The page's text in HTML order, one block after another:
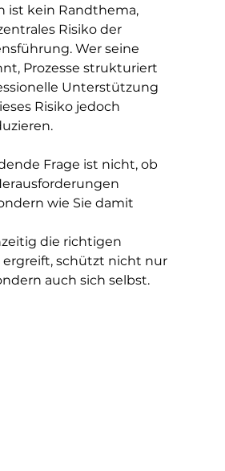
ist kein Randthema,
Risiko der
Wer seine
Prozesse strukturiert
Unterstützung
Risiko jedoch
Frage ist nicht, ob
wie Sie damit
die richtigen
schützt nicht nur
auch sich selbst.